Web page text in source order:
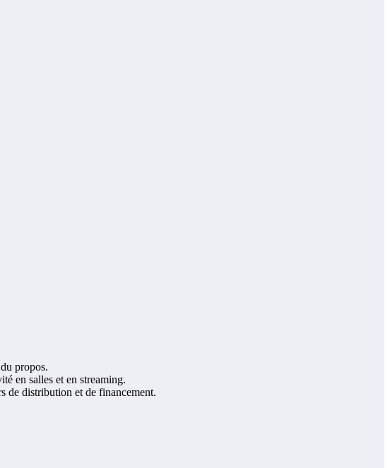
propos.
en salles et en streaming.
de distribution et de financement.